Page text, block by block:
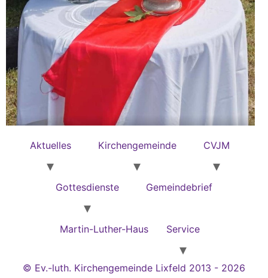
Aktuelles Kirchengemeinde CVJM
Gottesdienste Gemeindebrief
Martin-Luther-Haus Service
© Ev.-luth. Kirchengemeinde Lixfeld 2013 - 2026